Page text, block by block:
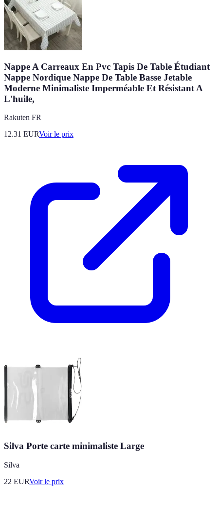
Nappe A Carreaux En Pvc Tapis De Table Étudiant
Nappe Nordique Nappe De Table Basse Jetable
Moderne Minimaliste Imperméable Et Résistant A
L'huile,
Rakuten FR
12.31 EURVoir le prix
Silva Porte carte minimaliste Large
Silva
22 EURVoir le prix